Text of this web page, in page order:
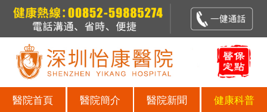
醫院首頁 醫院簡介 醫院新聞 健康科普